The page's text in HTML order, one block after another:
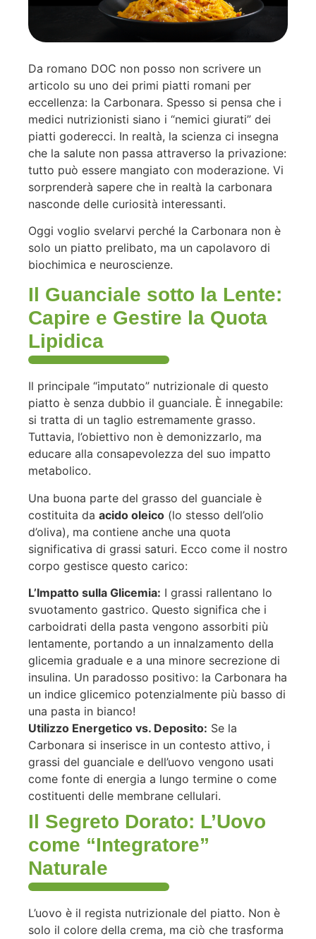
Da romano DOC non posso non scrivere un
articolo su uno dei primi piatti romani per
eccellenza: la Carbonara. Spesso si pensa che i
medici nutrizionisti siano i “nemici giurati” dei
piatti goderecci. In realtà, la scienza ci insegna
che la salute non passa attraverso la privazione:
tutto può essere mangiato con moderazione. Vi
sorprenderà sapere che in realtà la carbonara
nasconde delle curiosità interessanti.
Oggi voglio svelarvi perché la Carbonara non è
solo un piatto prelibato, ma un capolavoro di
biochimica e neuroscienze.
Il Guanciale sotto la Lente:
Capire e Gestire la Quota
Lipidica
Il principale “imputato” nutrizionale di questo
piatto è senza dubbio il guanciale. È innegabile:
si tratta di un taglio estremamente grasso.
Tuttavia, l’obiettivo non è demonizzarlo, ma
educare alla consapevolezza del suo impatto
metabolico.
Una buona parte del grasso del guanciale è
costituita da acido oleico (lo stesso dell’olio
d’oliva), ma contiene anche una quota
significativa di grassi saturi. Ecco come il nostro
corpo gestisce questo carico:
L’Impatto sulla Glicemia: I grassi rallentano lo
svuotamento gastrico. Questo significa che i
carboidrati della pasta vengono assorbiti più
lentamente, portando a un innalzamento della
glicemia graduale e a una minore secrezione di
insulina. Un paradosso positivo: la Carbonara ha
un indice glicemico potenzialmente più basso di
una pasta in bianco!
Utilizzo Energetico vs. Deposito: Se la
Carbonara si inserisce in un contesto attivo, i
grassi del guanciale e dell’uovo vengono usati
come fonte di energia a lungo termine o come
costituenti delle membrane cellulari.
Il Segreto Dorato: L’Uovo
come “Integratore”
Naturale
L’uovo è il regista nutrizionale del piatto. Non è
solo il colore della crema, ma ciò che trasforma